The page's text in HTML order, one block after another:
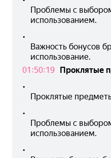
Проблемы с
использованием.
Важность бонусов
использование.
01:50:19 Проклятые
Проклятые
Проблемы с
использованием.